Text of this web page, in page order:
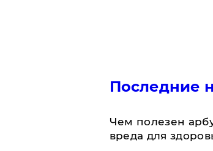
Последние
Чем полезен
вреда для